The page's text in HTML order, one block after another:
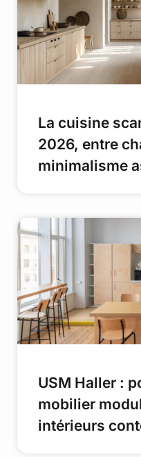
La cuisine
2026, entre
minimalisme
USM Haller :
mobilier
intérieurs